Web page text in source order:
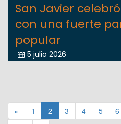
San Javier
con una fuerte
popular
5 julio 2026
« 1 2 3 4 5 6